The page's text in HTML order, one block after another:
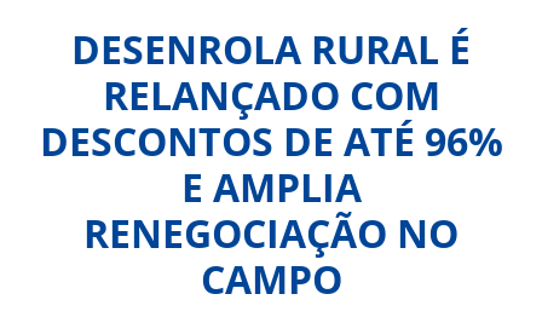
DESENROLA RURAL É
RELANÇADO COM
DESCONTOS DE ATÉ 96%
E AMPLIA
RENEGOCIAÇÃO NO
CAMPO